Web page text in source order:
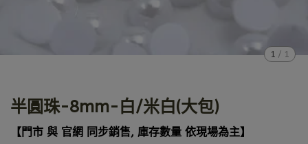
1 / 1
半圓珠-8mm-白/米白(大包)
【門市 與 官網 同步銷售, 庫存數量 依現場為主】